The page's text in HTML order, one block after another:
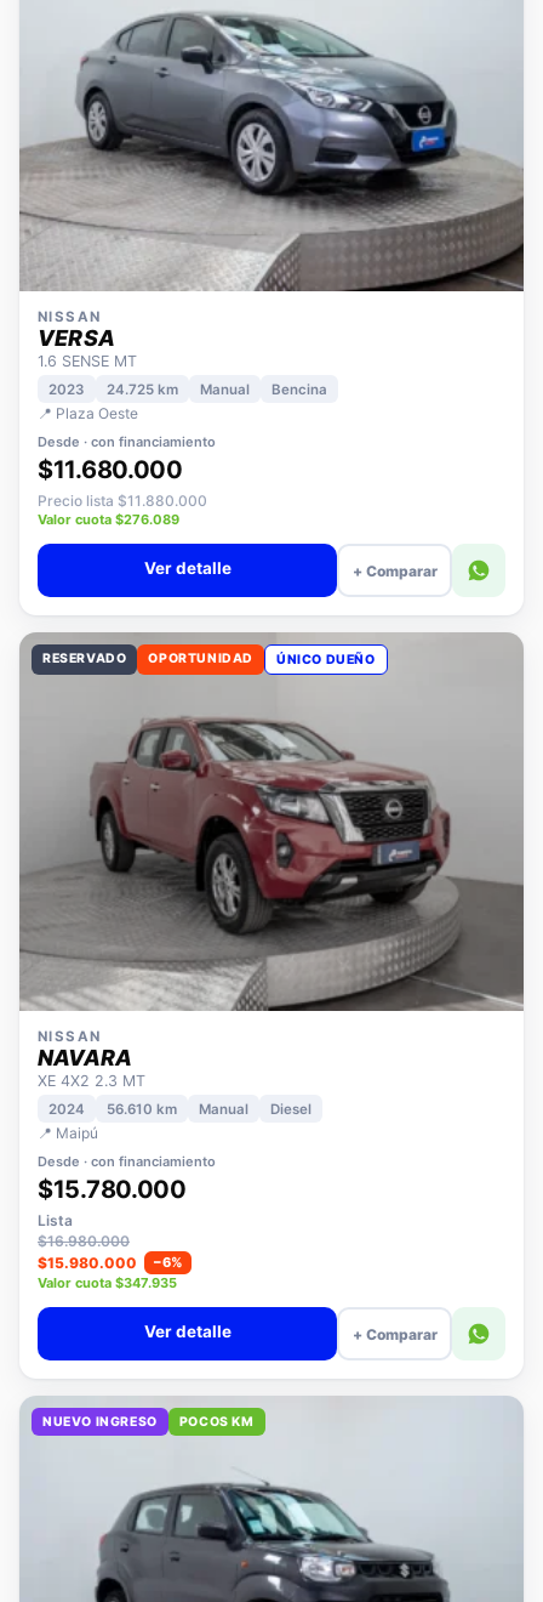
NISSAN
VERSA
1.6 SENSE MT
2023 24.725 km
📍 Plaza Oeste
Desde · con financiamiento
$11.680.000
Precio lista $11.880.000
Valor cuota $276.089
+ Comparar
RESERVADO OPORTUNIDAD
NISSAN
NAVARA
XE 4X2 2.3 MT
2024
📍 Maipú
Desde · con financiamiento
$15.780.000
Lista
$16.980.000
$15.980.000
−6%
Valor cuota $347.935
+ Comparar